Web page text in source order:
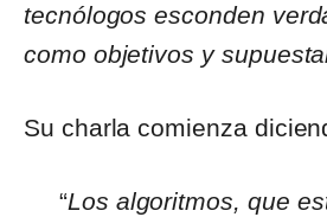
tecnólogos esconden
como objetivos y
Su charla comienza
“Los algoritmos, que